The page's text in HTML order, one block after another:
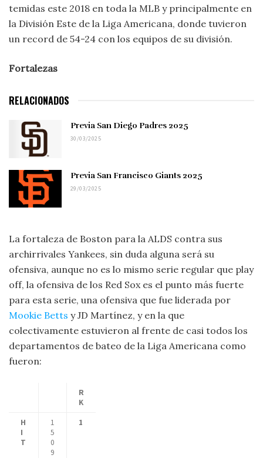
temidas este 2018 en toda la MLB y principalmente en
la División Este de la Liga Americana, donde tuvieron
un record de 54-24 con los equipos de su división.
Fortalezas
RELACIONADOS
Previa San Diego Padres 2025
30/03/2025
Previa San Francisco Giants 2025
29/03/2025
La fortaleza de Boston para la ALDS contra sus
archirrivales Yankees, sin duda alguna será su
ofensiva, aunque no es lo mismo serie regular que play
off, la ofensiva de los Red Sox es el punto más fuerte
para esta serie, una ofensiva que fue liderada por
Mookie Betts y JD Martínez, y en la que
colectivamente estuvieron al frente de casi todos los
departamentos de bateo de la Liga Americana como
fueron:
R
K
H
I
T
1
5
0
9
1